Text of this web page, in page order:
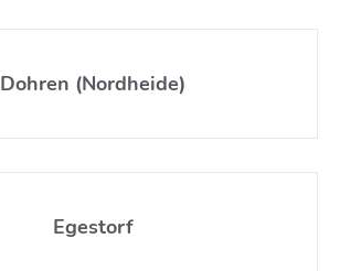
Dohren (Nordheide)
Egestorf